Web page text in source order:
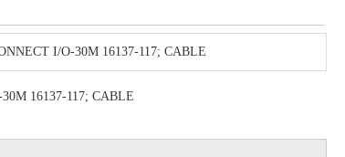
I/O-30M 16137-117; CABLE
16137-117; CABLE